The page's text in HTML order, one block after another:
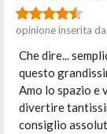
opinione inserita da
Che dire...
questo
Amo lo spazio e
divertire
consiglio